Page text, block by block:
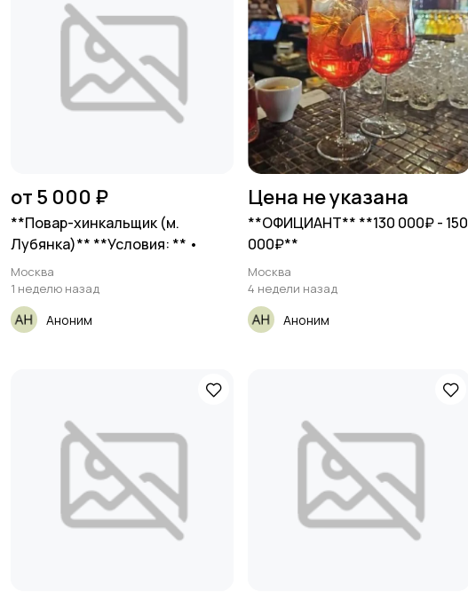
от 5 000 ₽
**Повар-хинкальщик (м.
Лубянка)** **Условия: ** •
Москва
1 неделю назад
Аноним
Цена не указана
**ОФИЦИАНТ** **130 000₽ - 150
000₽**
Москва
4 недели назад
Аноним